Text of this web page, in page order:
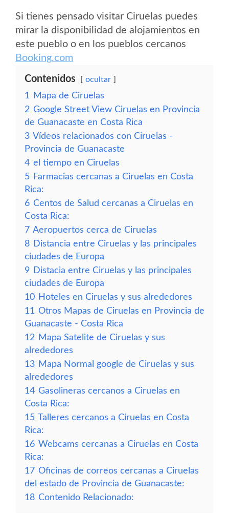
Si tienes pensado visitar Ciruelas puedes
mirar la disponibilidad de alojamientos en
este pueblo o en los pueblos cercanos
Booking.com
Contenidos ocultar
1
Mapa de Ciruelas
2 Google Street View Ciruelas en Provincia
de Guanacaste en Costa Rica
3 Vídeos relacionados con Ciruelas -
Provincia de Guanacaste
4 el tiempo en Ciruelas
5 Farmacias cercanas a Ciruelas en Costa
Rica:
6 Centos de Salud cercanas a Ciruelas en
Costa Rica:
7 Aeropuertos cerca de Ciruelas
8 Distancia entre Ciruelas y las principales
ciudades de Europa
9 Distacia entre Ciruelas y las principales
ciudades de Europa
10 Hoteles en Ciruelas y sus alrededores
11 Otros Mapas de Ciruelas en Provincia de
Guanacaste - Costa Rica
12 Mapa Satelite de Ciruelas y sus
alrededores
13 Mapa Normal google de Ciruelas y sus
alrededores
14 Gasolineras cercanos a Ciruelas en
Costa Rica:
15 Talleres cercanos a Ciruelas en Costa
Rica:
16 Webcams cercanas a Ciruelas en Costa
Rica:
17 Oficinas de correos cercanas a Ciruelas
del estado de Provincia de Guanacaste:
18 Contenido Relacionado: